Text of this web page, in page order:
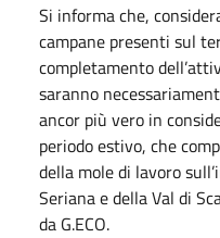
Si informa che,
campane presenti sul
completamento
saranno
ancor più vero in
periodo estivo, che
della mole di lavoro
Seriana e della Val di
da G.ECO.